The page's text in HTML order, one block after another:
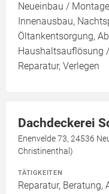
Neueinbau /
Innenausbau,
Öltankentsorgung,
Haushaltsauflösung
Reparatur, Verlegen
Dachdeckerei
Enenvelde 73, 24536
Christinenthal)
TÄTIGKEITEN
Reparatur, Beratung,